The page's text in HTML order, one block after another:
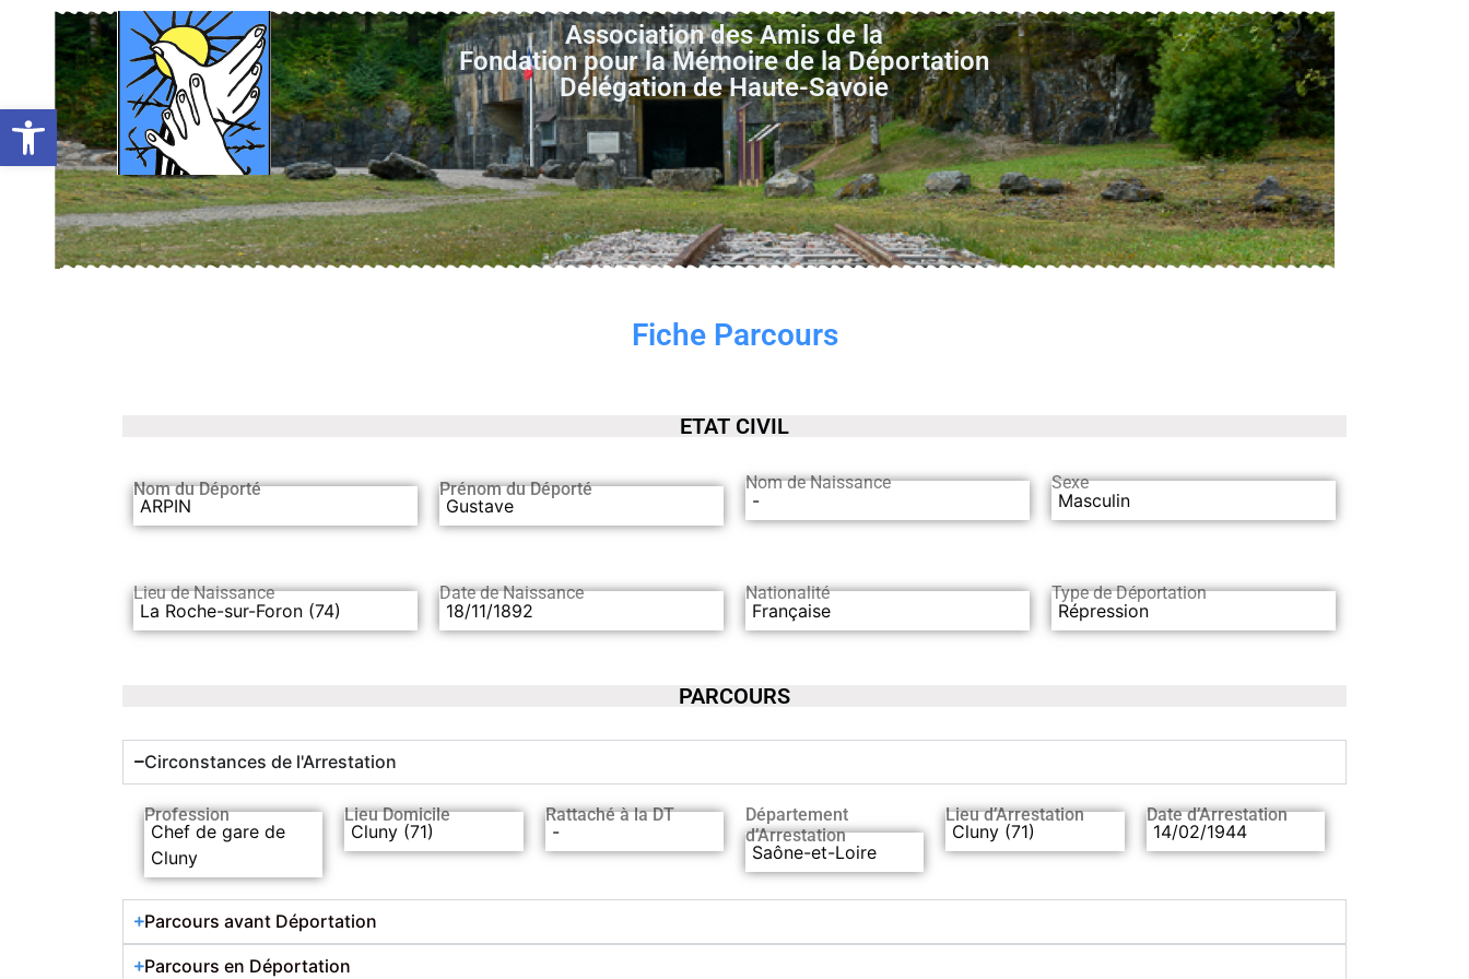
Ouvrir la barre d’outils
Association des Amis de la
Fondation pour la Mémoire de la Déportation
Délégation de Haute-Savoie
Fiche Parcours
ETAT CIVIL
Nom du Déporté
ARPIN
Prénom du Déporté
Gustave
Nom de Naissance
-
Sexe
Masculin
Lieu de Naissance
La Roche-sur-Foron (74)
Date de Naissance
18/11/1892
Nationalité
Française
Type de Déportation
Répression
PARCOURS
Circonstances de l'Arrestation
Profession
Chef de gare de
Cluny
Lieu Domicile
Cluny (71)
Rattaché à la DT
-
Département
d’Arrestation
Saône-et-Loire
Lieu d’Arrestation
Cluny (71)
Date d’Arrestation
14/02/1944
Parcours avant Déportation
Parcours en Déportation